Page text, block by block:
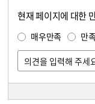
현재 페이지에 대한
매우만족 만